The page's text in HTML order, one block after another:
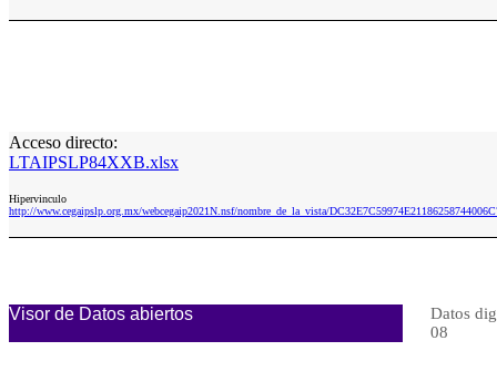
Acceso directo:
LTAIPSLP84XXB.xlsx
Hipervinculo
http://www.cegaipslp.org.mx/webcegaip2021N.nsf/nombre_de_la_vista/
Visor de Datos abiertos
Datos
08